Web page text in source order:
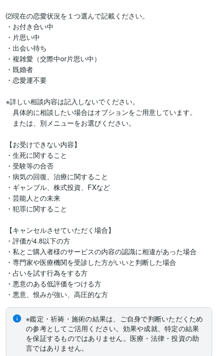
⑵現在の恋愛状況を１つ選んで記載ください。
・お付き合い中
・片思い中
・出会い待ち
・複雑愛（交際中or片思い中）
・既婚者
・恋愛運不要
※詳しい相談内容は記入しないでください。
具体的に相談したい場合はオプションをご用意しています。
または、別メニューをお選びください。
【お受けできない内容】
・生死に関すること
・受験等の合否
・病気の回復、治療に関すること
・ギャンブル、株式投資、FXなど
・芸能人との未来
・犯罪に関すること
【キャンセルさせていただく場合】
・評価が4.8以下の方
・私とご購入者様のサービスの内容の認識に相違があった場合
・専門家や医療機関を受診した方がいいと判断した場合
・占いを試す行為をする方
・悪意のある低評価をつける方
・悪意、恨みが強い、高圧的な方
※鑑定・祈祷・施術の結果は、ご自身で判断いただくため
の参考としてご活用ください。効果や成就、特定の結果
を保証するものではありません。医療・法律・投資の助
言ではありません。